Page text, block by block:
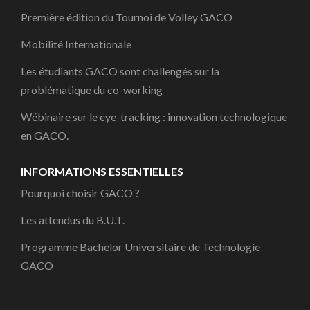
Première édition du Tournoi de Volley GACO
Mobilité Internationale
Les étudiants GACO sont challengés sur la
problématique du co-working
Wébinaire sur le eye-tracking : innovation technologique
en GACO.
INFORMATIONS ESSENTIELLES
Pourquoi choisir GACO ?
Les attendus du B.U.T.
Programme Bachelor Universitaire de Technologie
GACO